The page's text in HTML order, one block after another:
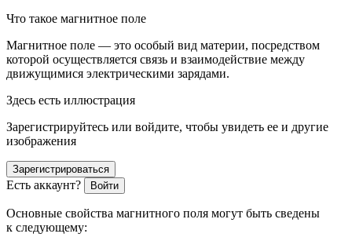
Что такое магнитное поле
Магнитное поле — это особый вид материи, посредством
которой осуществляется связь и взаимодействие между
движущимися электрическими зарядами.
Здесь есть иллюстрация
Зарегистрируйтесь или войдите, чтобы увидеть ее и другие
изображения
Зарегистрироваться
Есть аккаунт? Войти
Основные свойства магнитного поля могут быть сведены
к следующему: